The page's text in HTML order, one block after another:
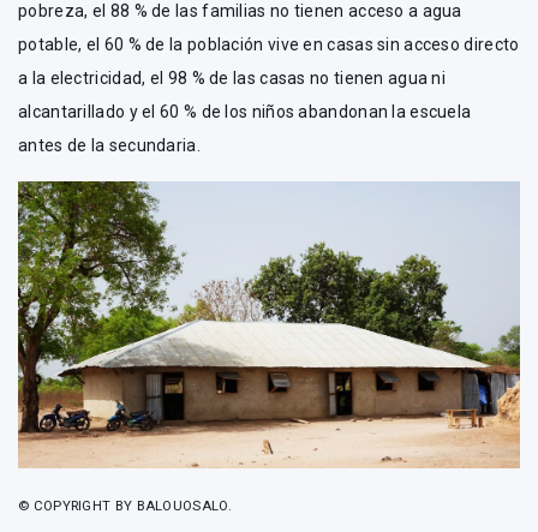
pobreza, el 88 % de las familias no tienen acceso a agua
potable, el 60 % de la población vive en casas sin acceso directo
a la electricidad, el 98 % de las casas no tienen agua ni
alcantarillado y el 60 % de los niños abandonan la escuela
antes de la secundaria.
© COPYRIGHT BY BALOUOSALO.